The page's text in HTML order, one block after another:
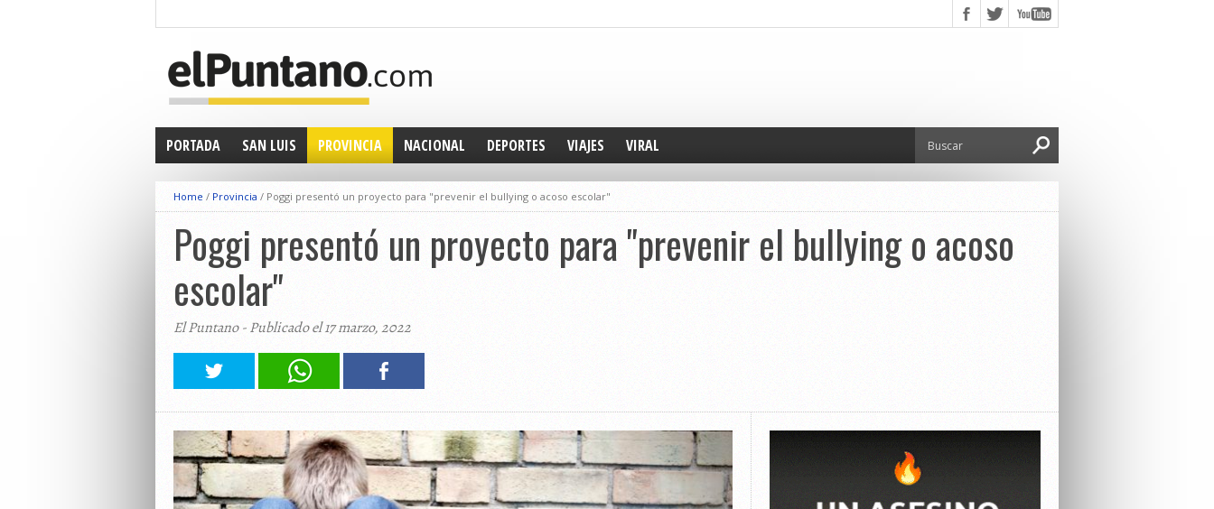
PORTADA SAN LUIS PROVINCIA NACIONAL DEPORTES VIAJES VIRAL
Home / Provincia / Poggi presentó un proyecto para "prevenir el bullying o acoso escolar"
Poggi presentó un proyecto para "prevenir el bullying o acoso
escolar"
El Puntano - Publicado el 17 marzo, 2022